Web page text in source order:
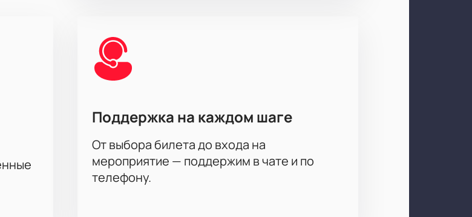
индивидуальный подбор мест и консультация по организации
предоставят контакты для связи.
Поддержка на каждом шаге
От выбора билета до входа на
мероприятие — поддержим в чате и по
телефону.